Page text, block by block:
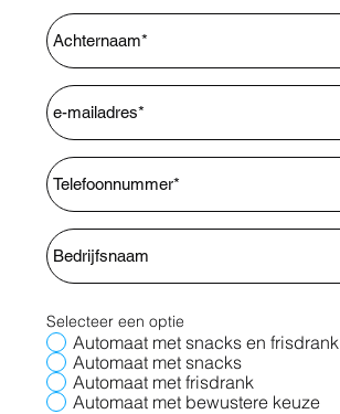
Selecteer een optie
Automaat met snacks en frisdrank
Automaat met snacks
Automaat met frisdrank
Automaat met bewustere keuze